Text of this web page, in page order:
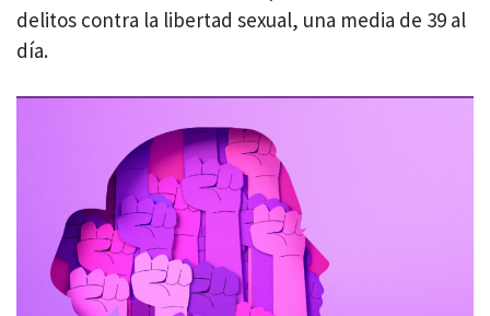
delitos contra la libertad sexual, una media de 39 al
día.